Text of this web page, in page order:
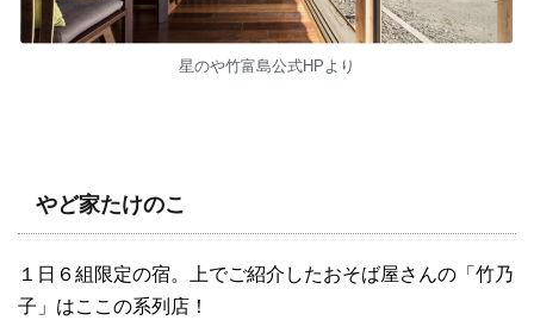
星のや竹富島公式HPより
やど家たけのこ
１日６組限定の宿。上でご紹介したおそば屋さんの「竹乃
子」はここの系列店！